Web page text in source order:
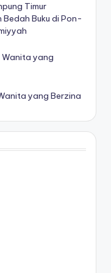
Timur
Buku di Pon-
Wanita yang
yang Berzina